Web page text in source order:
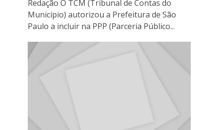
Redação O TCM (Tribunal de Contas do
Município) autorizou a Prefeitura de São
Paulo a incluir na PPP (Parceria Público...